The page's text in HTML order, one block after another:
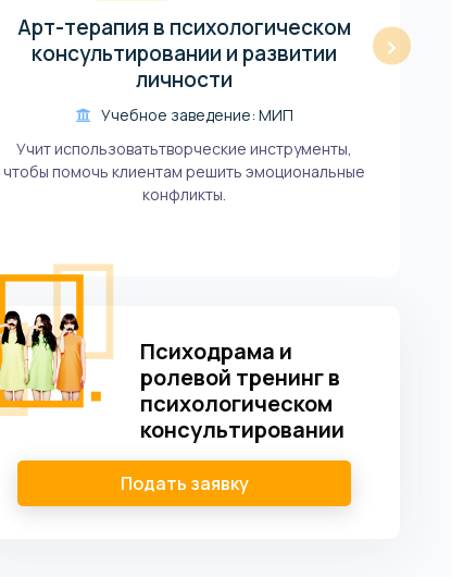
Арт-терапия в психологическом
консультировании и развитии
личности
Учебное заведение: МИП
Учит использоватьтворческие инструменты,
чтобы помочь клиентам решить эмоциональные
конфликты.
›
Психодрама и
ролевой тренинг в
психологическом
консультировании
Подать заявку